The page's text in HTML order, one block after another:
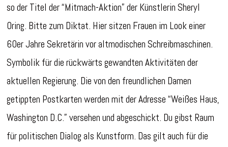
so der Titel der “Mitmach-Aktion” der Künstlerin Sheryl
Oring. Bitte zum Diktat. Hier sitzen Frauen im Look einer
60er Jahre Sekretärin vor altmodischen Schreibmaschinen.
Symbolik für die rückwärts gewandten Aktivitäten der
aktuellen Regierung. Die von den freundlichen Damen
getippten Postkarten werden mit der Adresse “Weißes Haus,
Washington D.C.” versehen und abgeschickt. Du gibst Raum
für politischen Dialog als Kunstform. Das gilt auch für die